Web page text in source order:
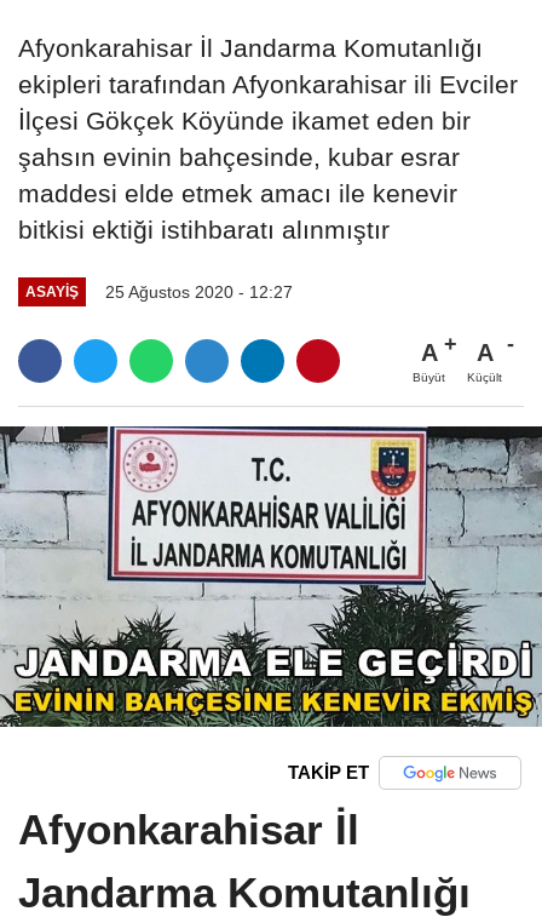
Afyonkarahisar İl Jandarma Komutanlığı
ekipleri tarafından Afyonkarahisar ili Evciler
İlçesi Gökçek Köyünde ikamet eden bir
şahsın evinin bahçesinde, kubar esrar
maddesi elde etmek amacı ile kenevir
bitkisi ektiği istihbaratı alınmıştır
ASAYIŞ 25 Ağustos 2020 - 12:27
A
Büyüt
A
Küçült
TAKİP ET
Afyonkarahisar İl
Jandarma Komutanlığı